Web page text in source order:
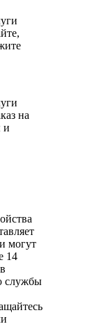
на
и
могут
14
службы